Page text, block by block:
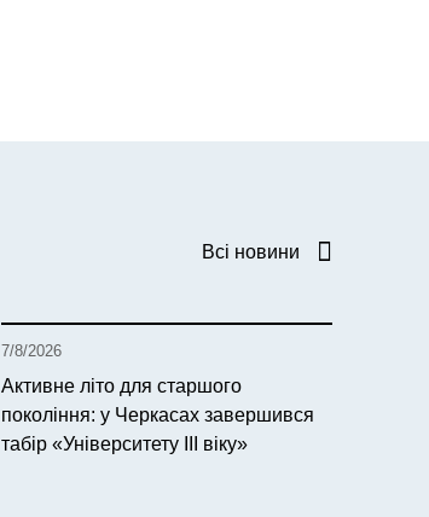
Всі новини
7/8/2026
Активне літо для старшого
покоління: у Черкасах завершився
табір «Університету ІІІ віку»